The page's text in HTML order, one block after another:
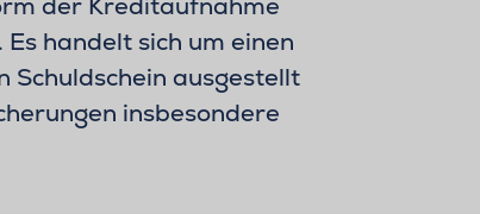
der Kreditaufnahme
handelt sich um einen
ausgestellt
insbesondere